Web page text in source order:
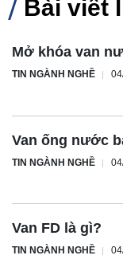
Bài viết
Mở khóa van
TIN NGÀNH NGHỀ
Van ống nước
TIN NGÀNH NGHỀ
Van FD là gì?
TIN NGÀNH NGHỀ